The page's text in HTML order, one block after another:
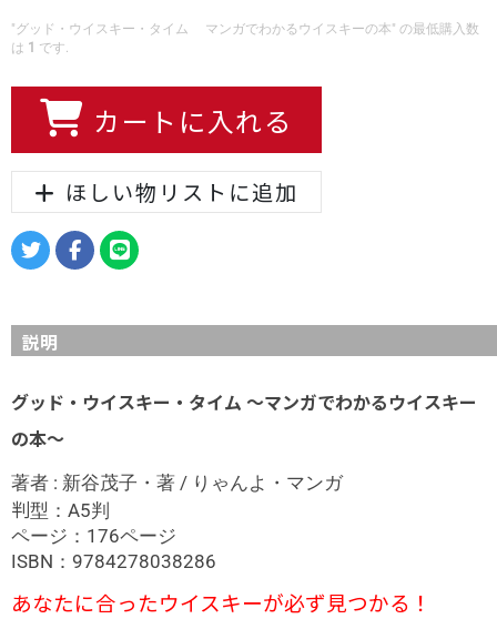
"グッド・ウイスキー・タイム マンガでわかるウイスキーの本" の最低購入数
は 1 です.
カートに入れる
ほしい物リストに追加
説明
グッド・ウイスキー・タイム ～マンガでわかるウイスキー
の本～
著者 : 新谷茂子・著 / りゃんよ・マンガ
判型：A5判
ページ：176ページ
ISBN：9784278038286
あなたに合ったウイスキーが必ず見つかる！